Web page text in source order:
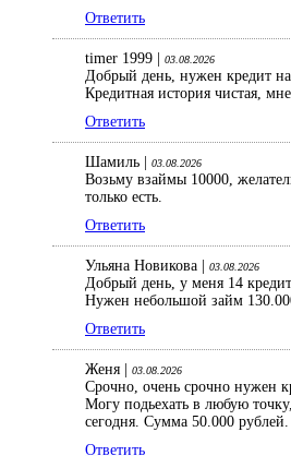
Ответить
timer 1999 | 03.08.2026
Добрый день, нужен кредит
Кредитная история чистая,
Ответить
Шамиль | 03.08.2026
Возьму взаймы 10000,
только есть.
Ответить
Ульяна Новикова | 03.08.2026
Добрый день, у меня 14
Нужен небольшой займ
Ответить
Женя | 03.08.2026
Срочно, очень срочно нужен
Могу подьехать в любую
сегодня. Сумма 50.000 рублей.
Ответить